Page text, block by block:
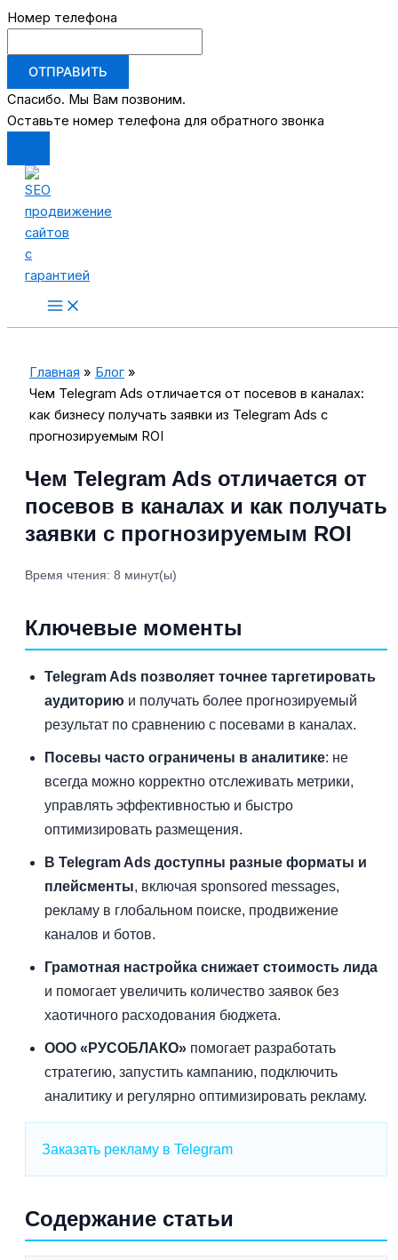
Номер телефона
ОТПРАВИТЬ
Спасибо. Мы Вам позвоним.
Оставьте номер телефона для обратного звонка
Перейти
содержимому
Main
Menu
Главная
Блог
Чем Telegram Ads отличается от посевов в каналах:
как бизнесу получать заявки из Telegram Ads с
прогнозируемым ROI
Чем Telegram Ads отличается от
посевов в каналах и как получать
заявки с прогнозируемым ROI
Время чтения: 8 минут(ы)
Ключевые моменты
Telegram Ads позволяет точнее таргетировать
аудиторию и получать более прогнозируемый
результат по сравнению с посевами в каналах.
Посевы часто ограничены в аналитике: не
всегда можно корректно отслеживать метрики,
управлять эффективностью и быстро
оптимизировать размещения.
В Telegram Ads доступны разные форматы и
плейсменты, включая sponsored messages,
рекламу в глобальном поиске, продвижение
каналов и ботов.
Грамотная настройка снижает стоимость лида
и помогает увеличить количество заявок без
хаотичного расходования бюджета.
ООО «РУСОБЛАКО» помогает разработать
стратегию, запустить кампанию, подключить
аналитику и регулярно оптимизировать рекламу.
Заказать рекламу в Telegram
Содержание статьи